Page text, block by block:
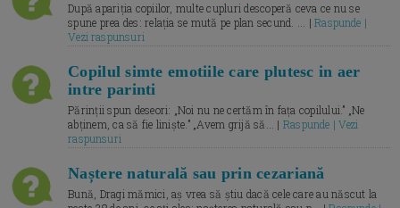
După apariția copiilor, multe cupluri descoperă ceva ce nu se
spune prea des: relația se mută pe plan secund. ... |Raspunde |
Vezi raspunsuri
Copilul simte emotiile care plutesc in aer
intre parinti
Părinții spun deseori: „Noi nu ne certăm în fața copilului.” „Ne
abținem, ca să fie liniște.” „Avem grijă să... | Raspunde | Vezi
raspunsuri
Naștere naturală sau prin cezariană
Bună, Dragi mămici, aș vrea să știu dacă cele care au născut la